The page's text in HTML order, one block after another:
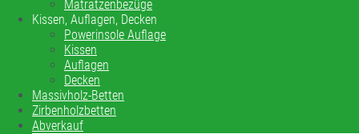
Matratzenbezüge
Kissen, Auflagen, Decken
Powerinsole Auflage
Kissen
Auflagen
Decken
Massivholz-Betten
Zirbenholzbetten
Abverkauf
Betten
Schlafsystem Relax 2000
Matratzen aus reinem Naturlatex